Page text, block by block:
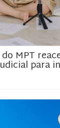
MPT
para